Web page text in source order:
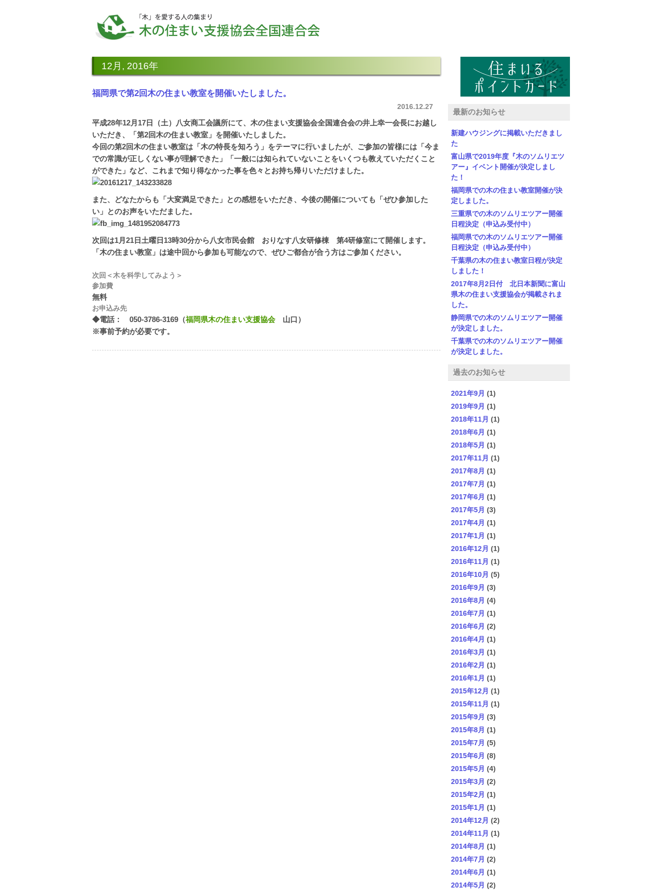
12月, 2016年
福岡県で第2回木の住まい教室を開催いたしました。
2016.12.27
平成28年12月17日（土）八女商工会議所にて、木の住まい支援協会全国連合会の井上幸一会長にお越し
いただき、「第2回木の住まい教室」を開催いたしました。
今回の第2回木の住まい教室は「木の特長を知ろう」をテーマに行いましたが、ご参加の皆様には「今ま
での常識が正しくない事が理解できた」「一般には知られていないことをいくつも教えていただくこと
ができた」など、これまで知り得なかった事を色々とお持ち帰りいただけました。
また、どなたからも「大変満足できた」との感想をいただき、今後の開催についても「ぜひ参加した
い」とのお声をいただました。
次回は1月21日土曜日13時30分から八女市民会館 おりなす八女研修棟 第4研修室にて開催します。
「木の住まい教室」は途中回から参加も可能なので、ぜひご都合が合う方はご参加ください。
次回＜木を科学してみよう＞
参加費
無料
お申込み先
◆電話： 050-3786-3169（福岡県木の住まい支援協会山口）
※事前予約が必要です。
最新のお知らせ
新建ハウジングに掲載いただきまし
た
富山県で2019年度『木のソムリエツ
アー』イベント開催が決定しまし
た！
福岡県での木の住まい教室開催が決
定しました。
三重県での木のソムリエツアー開催
日程決定（申込み受付中）
福岡県での木のソムリエツアー開催
日程決定（申込み受付中）
千葉県の木の住まい教室日程が決定
しました！
2017年8月2日付 北日本新聞に富山
県木の住まい支援協会が掲載されま
した。
静岡県での木のソムリエツアー開催
が決定しました。
千葉県での木のソムリエツアー開催
が決定しました。
過去のお知らせ
2021年9月 (1)
2019年9月 (1)
2018年11月 (1)
2018年6月 (1)
2018年5月 (1)
2017年11月 (1)
2017年8月 (1)
2017年7月 (1)
2017年6月 (1)
2017年5月 (3)
2017年4月 (1)
2017年1月 (1)
2016年12月 (1)
2016年11月 (1)
2016年10月 (5)
2016年9月 (3)
2016年8月 (4)
2016年7月 (1)
2016年6月 (2)
2016年4月 (1)
2016年3月 (1)
2016年2月 (1)
2016年1月 (1)
2015年12月 (1)
2015年11月 (1)
2015年9月 (3)
2015年8月 (1)
2015年7月 (5)
2015年6月 (8)
2015年5月 (4)
2015年3月 (2)
2015年2月 (1)
2015年1月 (1)
2014年12月 (2)
2014年11月 (1)
2014年8月 (1)
2014年7月 (2)
2014年6月 (1)
2014年5月 (2)